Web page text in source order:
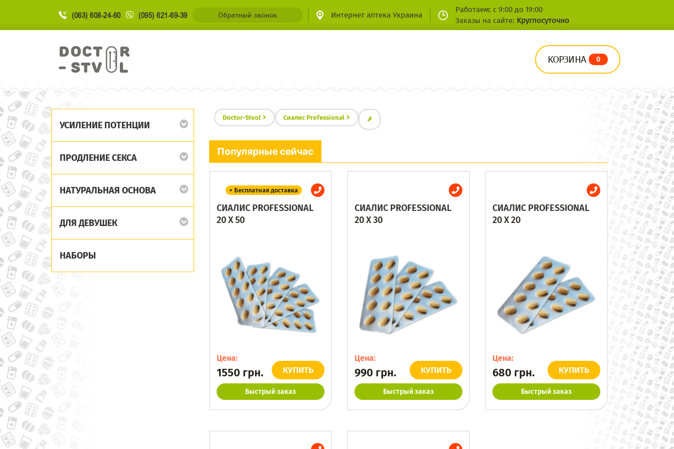
(063) 608-24-60 (095) 621-69-39 Обратный звонок Интернет аптека Украина
Работаем: с 9:00 до 19:00
Заказы на сайте: Круглосуточно
КОРЗИНА 0
УСИЛЕНИЕ ПОТЕНЦИИ
ПРОДЛЕНИЕ СЕКСА
НАТУРАЛЬНАЯ ОСНОВА
ДЛЯ ДЕВУШЕК
НАБОРЫ
Doctor-Stvol Сиалис Professional 🌶
Популярные сейчас
+ Бесплатная доставка
СИАЛИС PROFESSIONAL
20 X 50
Цена:
1550 грн. КУПИТЬ
Быстрый заказ
СИАЛИС PROFESSIONAL
20 X 30
Цена:
990 грн. КУПИТЬ
Быстрый заказ
СИАЛИС PROFESSIONAL
20 X 20
Цена:
680 грн. КУПИТЬ
Быстрый заказ